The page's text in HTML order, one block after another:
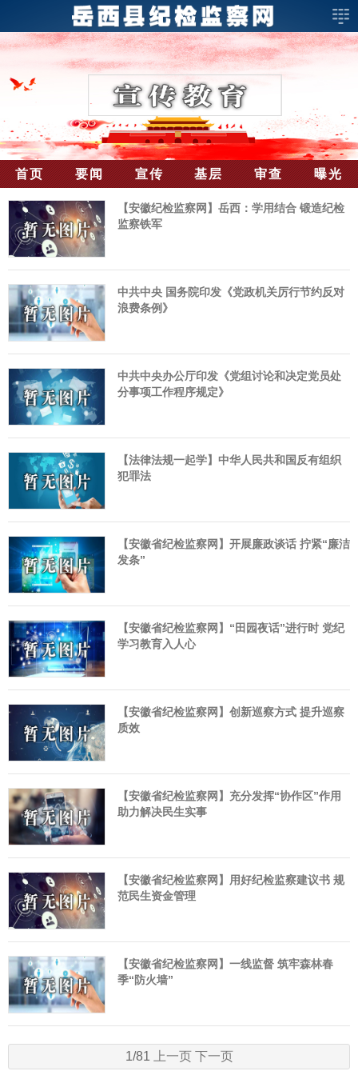
首页 要闻 宣传 基层 审查 曝光
【安徽纪检监察网】岳西：学用结合 锻造纪检
监察铁军
中共中央 国务院印发《党政机关厉行节约反对
浪费条例》
中共中央办公厅印发《党组讨论和决定党员处
分事项工作程序规定》
【法律法规一起学】中华人民共和国反有组织
犯罪法
【安徽省纪检监察网】开展廉政谈话 拧紧“廉洁
发条”
【安徽省纪检监察网】“田园夜话”进行时 党纪
学习教育入人心
【安徽省纪检监察网】创新巡察方式 提升巡察
质效
【安徽省纪检监察网】充分发挥“协作区”作用
助力解决民生实事
【安徽省纪检监察网】用好纪检监察建议书 规
范民生资金管理
【安徽省纪检监察网】一线监督 筑牢森林春
季“防火墙”
1/81 上一页 下一页